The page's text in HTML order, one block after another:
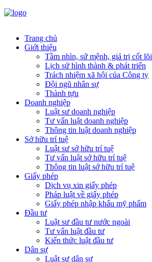
Trang chủ
Giới thiệu
Tầm nhìn, sứ mệnh, giá trị cốt lõi
Lịch sử hình thành & phát triển
Trách nhiệm xã hội của Công ty
Đội ngũ nhân sự
Thành tựu
Doanh nghiệp
Luật sư doanh nghiệp
Tư vấn luật doanh nghiệp
Thông tin luật doanh nghiệp
Sở hữu trí tuệ
Luật sư sở hữu trí tuệ
Tư vấn luật sở hữu trí tuệ
Thông tin luật sở hữu trí tuệ
Giấy phép
Dịch vụ xin giấy phép
Pháp luật về giấy phép
Giấy phép nhập khẩu mỹ phẩm
Đầu tư
Luật sư đầu tư nước ngoài
Tư vấn luật đầu tư
Kiến thức luật đầu tư
Dân sự
Luật sư dân sự